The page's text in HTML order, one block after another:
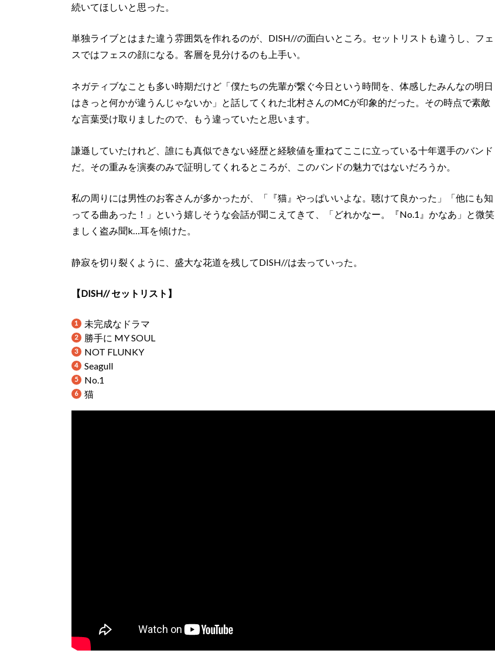
続いてほしいと思った。
単独ライブとはまた違う雰囲気を作れるのが、DISH//の面白いところ。セットリストも違うし、フェ
スではフェスの顔になる。客層を見分けるのも上手い。
ネガティブなことも多い時期だけど「僕たちの先輩が繋ぐ今日という時間を、体感したみんなの明日
はきっと何かが違うんじゃないか」と話してくれた北村さんのMCが印象的だった。その時点で素敵
な言葉受け取りましたので、もう違っていたと思います。
謙遜していたけれど、誰にも真似できない経歴と経験値を重ねてここに立っている十年選手のバンド
だ。その重みを演奏のみで証明してくれるところが、このバンドの魅力ではないだろうか。
私の周りには男性のお客さんが多かったが、「『猫』やっぱいいよな。聴けて良かった」「他にも知
ってる曲あった！」という嬉しそうな会話が聞こえてきて、「どれかなー。『No.1』かなあ」と微笑
ましく盗み聞k…耳を傾けた。
静寂を切り裂くように、盛大な花道を残してDISH//は去っていった。
【DISH// セットリスト】
未完成なドラマ
勝手に MY SOUL
NOT FLUNKY
Seagull
No.1
猫